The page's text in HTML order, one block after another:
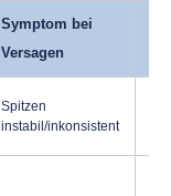
Symptom bei
Versagen
Spitzen
instabil/inkonsistent